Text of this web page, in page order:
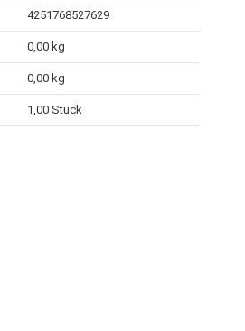
4251768527629
0,00 kg
0,00 kg
1,00 Stück